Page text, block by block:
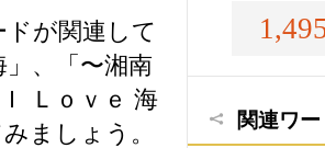
ドが関連して
、「〜湘南
Ｌｏｖｅ 海
ましょう。
関連ワー